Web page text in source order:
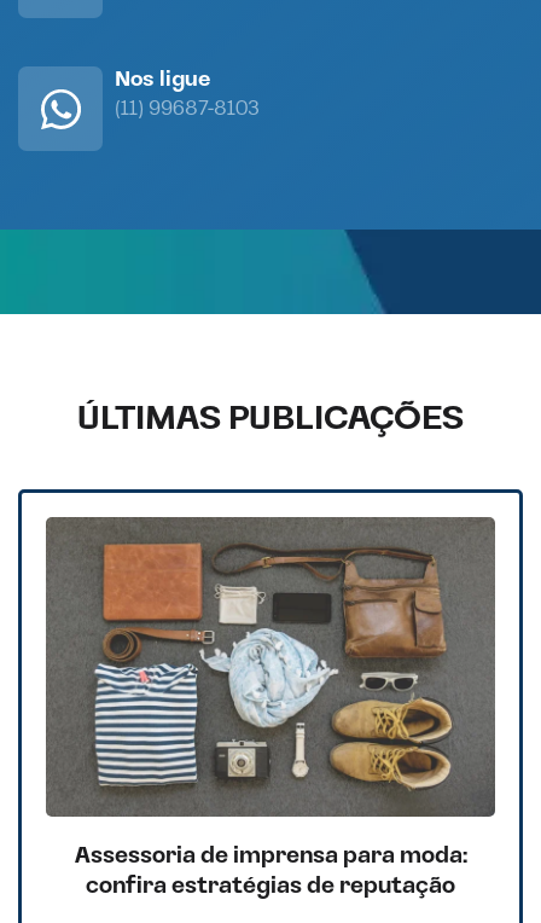
Nos ligue
(11) 99687-8103
ÚLTIMAS PUBLICAÇÕES
Assessoria de imprensa para moda:
confira estratégias de reputação